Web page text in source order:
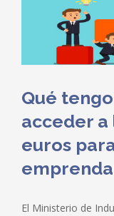
Qué
acceder a
euros
El Ministerio de